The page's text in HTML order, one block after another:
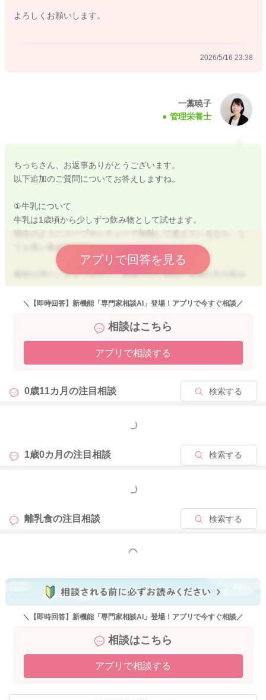
⇒フォローアップミルクは、食事で不足しやすい栄養を補うた
ただ、寝る前の習慣として続けたい場合や、牛乳へ移行するま
でのつなぎとして、1歳以降に取り入れるのは選択肢のひとつで
事中心へ移行していく途中と考えて、焦らず進めてみてくださ
いね。
またお困りの際にはご相談ください。
どうぞよろしくお願いいたします。
2026/5/10 14:04
よろしくお願いします。
2026/5/16 23:38
一藁暁子
管理栄養士
ちっちさん、お返事ありがとうございます。
以下追加のご質問についてお答えしますね。
①牛乳について
牛乳は1歳頃から少しずつ飲み物として試せます。
現在のようにスープやシチューで加熱して使えているなら、と
ても良い進め方ですよ。
最初は冷たいままではなく、常温〜少し温めた状態の方が飲み
やすいこともあります。まずは日中の食事やおやつの時に少量
から試し、慣れてきたら少しずつ増やしていく流れで大丈夫で
寝る前のミルクは安心材料になっていることも多いので、焦っ
て牛乳へ置き換えなくても大丈夫ですよ。
おしゃぶりで落ち着いて眠れるなら、今は大切な安心材料にな
1歳前後で、眠る時中心の使用であれば、すぐ大きく歯並びへ影
かと思います。
母さまの負担が少ない形で進めてくださいね。
おしゃぶりについては管理栄養士の専門外ですので、助産師さ
んの方にもぜひご相談されてみてくださいね。
どうぞよろしくお願いいたします。
ような連絡を受けておりますので、お手間をおかけして申し訳
ありませんが、下記をお読みいただき、ご理解いただけますと
幸いです。
【新しい内容のご相談に関して】
こんにちは、ベビーカレンダー事務局です。
いつもベビーカレンダーの専門家相談コーナーをご利用くださ
アプリで回答を見る
＼【即時回答】新機能「専門家相談AI」登場！アプリで今すぐ相談／
相談はこちら
アプリで相談する
0歳11カ月の注目相談 検索する
もっと見る
1歳0カ月の注目相談 検索する
もっと見る
離乳食の注目相談 検索する
もっと見る
＼【即時回答】新機能「専門家相談AI」登場！アプリで今すぐ相談／
相談はこちら
アプリで相談する